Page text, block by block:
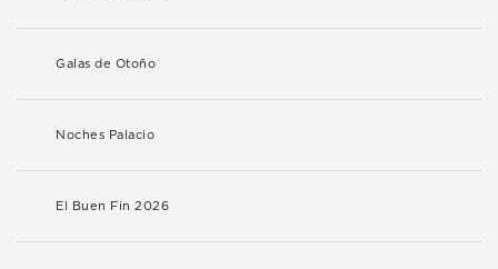
Galas de Otoño
Noches Palacio
El Buen Fin 2026